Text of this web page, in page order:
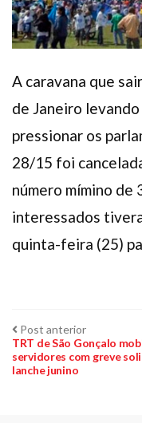
A caravana que
de Janeiro
pressionar os
28/15 foi
número mímino de
interessados
quinta-feira (25)
Navegação
de
Post anteriorPost
anterior:
TRT de São Gonçalo
servidores com greve
lanche junino